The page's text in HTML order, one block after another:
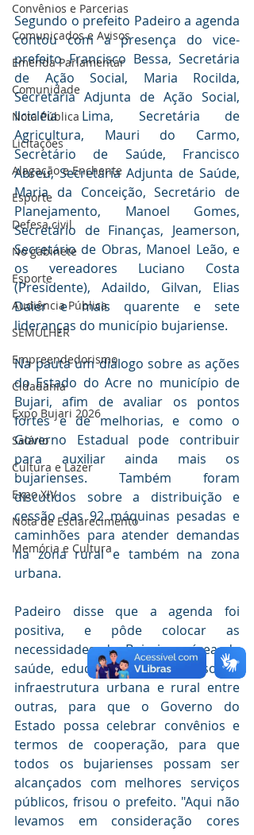
Convênios e Parcerias
Comunicados e Avisos
Emenda Parlamentar
Comunidade
Nota Pública
Licitações
Alagação e Enchente
Esporte
Defesa civil
No gabinete
Esporte
Audiência Pública
SEMULHER
Empreendedorismo
Cidadania
Expo Bujari 2026
Salário
Cultura e Lazer
Expo XIV
Nota de Esclarecimento
Memória e Cultura
Segundo o prefeito Padeiro a agenda
contou com a presença do vice-
prefeito Francisco Bessa, Secretária
de Ação Social, Maria Rocilda,
Secretária Adjunta de Ação Social,
Ilcicléia Lima, Secretária de
Agricultura, Mauri do Carmo,
Secretário de Saúde, Francisco
Abreu, Secretária Adjunta de Saúde,
Maria da Conceição, Secretário de
Planejamento, Manoel Gomes,
Secretário de Finanças, Jeamerson,
Secretário de Obras, Manoel Leão, e
os vereadores Luciano Costa
(Presidente), Adaildo, Gilvan, Elias
Daier e mais quarente e sete
lideranças do município bujariense.
Na pauta um diálogo sobre as ações
do Estado do Acre no município de
Bujari, afim de avaliar os pontos
fortes e de melhorias, e como o
Governo Estadual pode contribuir
para auxiliar ainda mais os
bujarienses. Também foram
discutidos sobre a distribuição e
cessão das 92 máquinas pesadas e
caminhões para atender demandas
na zona rural e também na zona
urbana.
Padeiro disse que a agenda foi
positiva, e pôde colocar as
necessidades do Bujari na área de
saúde, educação, assistência social,
infraestrutura urbana e rural entre
outras, para que o Governo do
Estado possa celebrar convênios e
termos de cooperação, para que
todos os bujarienses possam ser
alcançados com melhores serviços
públicos, frisou o prefeito. "Aqui não
levamos em consideração cores